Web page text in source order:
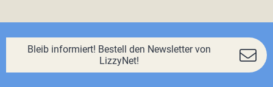
Bleib informiert! Bestell den Newsletter von
LizzyNet!